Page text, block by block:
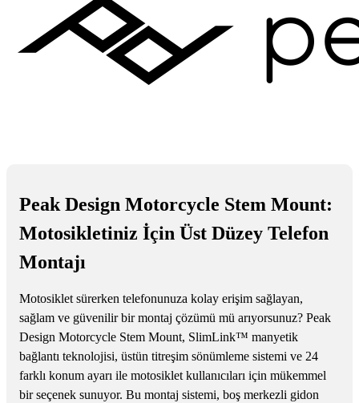
Peak Design Motorcycle Stem Mount:
Motosikletiniz İçin Üst Düzey Telefon
Montajı
Motosiklet sürerken telefonunuza kolay erişim sağlayan,
sağlam ve güvenilir bir montaj çözümü mü arıyorsunuz? Peak
Design Motorcycle Stem Mount, SlimLink™ manyetik
bağlantı teknolojisi, üstün titreşim sönümleme sistemi ve 24
farklı konum ayarı ile motosiklet kullanıcıları için mükemmel
bir seçenek sunuyor. Bu montaj sistemi, boş merkezli gidon